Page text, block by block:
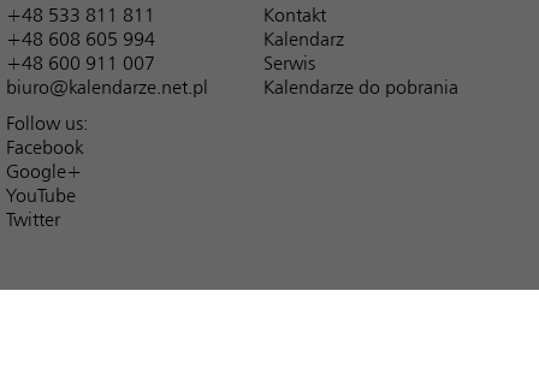
+48 533 811 811
+48 608 605 994
+48 600 911 007
biuro@kalendarze.net.pl
Kontakt
Kalendarz
Serwis
Kalendarze do pobrania
Follow us:
Facebook
Google+
YouTube
Twitter